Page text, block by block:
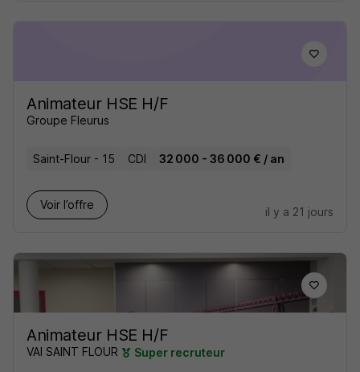
Animateur HSE H/F
Groupe Fleurus
Saint-Flour - 15 CDI 32 000 - 36 000 € / an
Voir l’offre
il y a 21 jours
Animateur HSE H/F
VAI SAINT FLOUR Super recruteur